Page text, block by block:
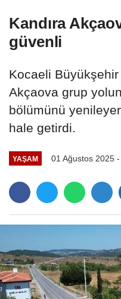
Kandıra
güvenli
Kocaeli Büyükşehir
Akçaova grup
bölümünü
hale getirdi.
YAŞAM 01 Ağustos 2025